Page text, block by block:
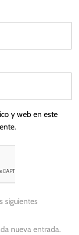
y web en este
siguientes
nueva entrada.